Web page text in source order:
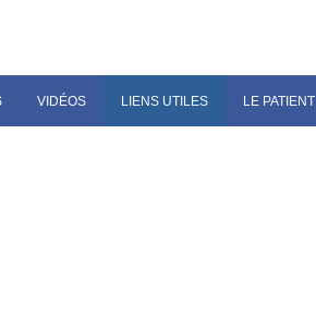
VIDÉOS LIENS UTILES LE PATIENT